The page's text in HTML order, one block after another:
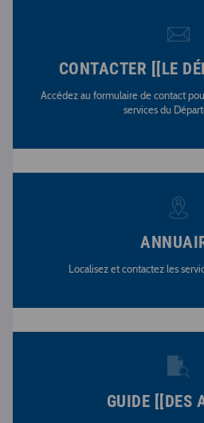
CONTACTER [[LE
Accédez au formulaire de contact
services du
Localisez et contactez les
GUIDE [[DES